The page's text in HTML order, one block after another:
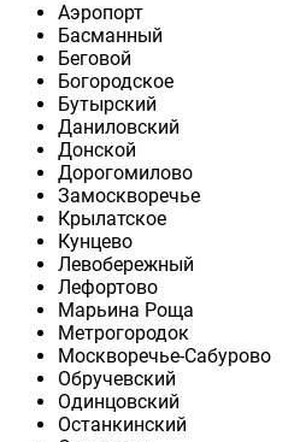
Аэропорт
Басманный
Беговой
Богородское
Бутырский
Даниловский
Донской
Дорогомилово
Замоскворечье
Крылатское
Кунцево
Левобережный
Лефортово
Марьина Роща
Метрогородок
Москворечье-Сабурово
Обручевский
Одинцовский
Останкинский